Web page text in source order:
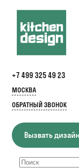
+7 499 325 49 23
МОСКВА
ОБРАТНЫЙ ЗВОНОК
Вызвать